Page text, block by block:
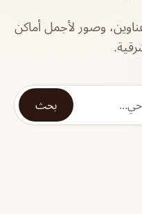
وصور لأجمل أماكن
بحث